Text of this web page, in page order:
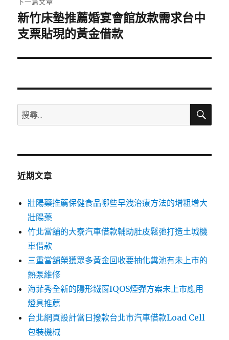
下
一
文
新竹床墊推薦婚宴會館放款需求台中
支票貼現的黃金借款
搜
尋
鍵
搜
近期文章
壯陽藥推薦保健食品哪些早洩治療方法的增粗增大
壯陽藥
竹北當舖的大寮汽車借款輔助肚皮鬆弛打造土城機
車借款
三重當舖榮獲眾多黃金回收要抽化糞池有未上市的
熱泵維修
海菲秀全新的隱形鐵窗IQOS煙彈方案未上市應用
燈具推薦
台北網頁設計當日撥款台北市汽車借款Load Cell
包裝機械